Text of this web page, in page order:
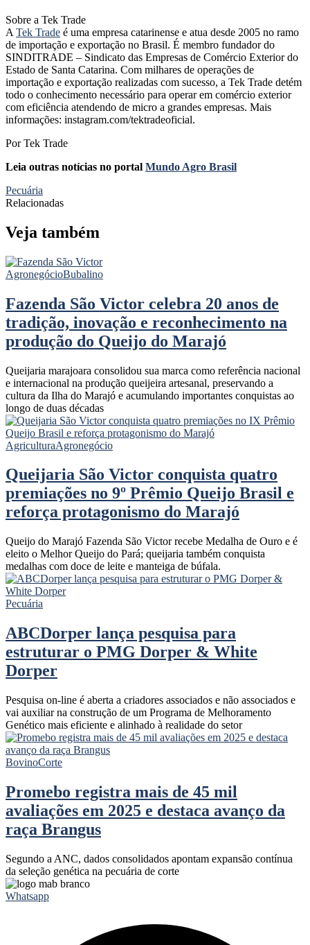
Sobre a Tek Trade
A Tek Trade é uma empresa catarinense e atua desde 2005 no ramo
de importação e exportação no Brasil. É membro fundador do
SINDITRADE – Sindicato das Empresas de Comércio Exterior do
Estado de Santa Catarina. Com milhares de operações de
importação e exportação realizadas com sucesso, a Tek Trade detém
todo o conhecimento necessário para operar em comércio exterior
com eficiência atendendo de micro a grandes empresas. Mais
informações: instagram.com/tektradeoficial.
Por Tek Trade
Leia outras notícias no portal Mundo Agro Brasil
Pecuária
Relacionadas
Veja também
AgronegócioBubalino
Fazenda São Victor celebra 20 anos de
tradição, inovação e reconhecimento na
produção do Queijo do Marajó
Queijaria marajoara consolidou sua marca como referência nacional
e internacional na produção queijeira artesanal, preservando a
cultura da Ilha do Marajó e acumulando importantes conquistas ao
longo de duas décadas
AgriculturaAgronegócio
Queijaria São Victor conquista quatro
premiações no 9º Prêmio Queijo Brasil e
reforça protagonismo do Marajó
Queijo do Marajó Fazenda São Victor recebe Medalha de Ouro e é
eleito o Melhor Queijo do Pará; queijaria também conquista
medalhas com doce de leite e manteiga de búfala.
Pecuária
ABCDorper lança pesquisa para
estruturar o PMG Dorper & White
Dorper
Pesquisa on-line é aberta a criadores associados e não associados e
vai auxiliar na construção de um Programa de Melhoramento
Genético mais eficiente e alinhado à realidade do setor
BovinoCorte
Promebo registra mais de 45 mil
avaliações em 2025 e destaca avanço da
raça Brangus
Segundo a ANC, dados consolidados apontam expansão contínua
da seleção genética na pecuária de corte
Whatsapp